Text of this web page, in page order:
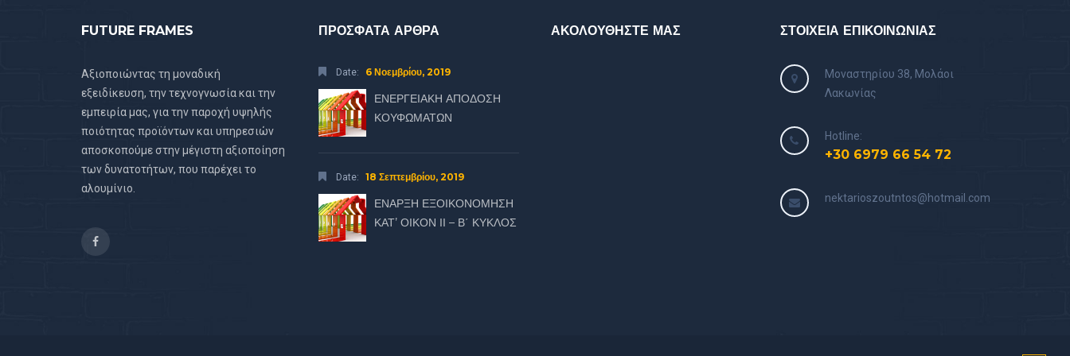
FUTURE FRAMES
Αξιοποιώντας τη μοναδική
εξειδίκευση, την τεχνογνωσία και την
εμπειρία μας, για την παροχή υψηλής
ποιότητας προϊόντων και υπηρεσιών
αποσκοπούμε στην μέγιστη αξιοποίηση
των δυνατοτήτων, που παρέχει το
αλουμίνιο.
ΠΡΟΣΦΑΤΑ ΑΡΘΡΑ
Date: 6 Νοεμβρίου, 2019
ΕΝΕΡΓΕΙΑΚΗ ΑΠΟΔΟΣΗ
ΚΟΥΦΩΜΑΤΩΝ
Date: 18 Σεπτεμβρίου, 2019
ΕΝΑΡΞΗ ΕΞΟΙΚΟΝΟΜΗΣΗ
ΚΑΤ’ ΟΙΚΟΝ ΙΙ – Β΄ ΚΥΚΛΟΣ
ΑΚΟΛΟΥΘΗΣΤΕ ΜΑΣ ΣΤΟΙΧΕΙΑ ΕΠΙΚΟΙΝΩΝΙΑΣ
Μοναστηρίου 38, Μολάοι
Λακωνίας
Hotline:
+30 6979 66 54 72
nektarioszoutntos@hotmail.com